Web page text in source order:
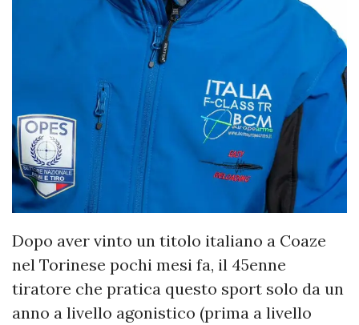
Dopo aver vinto un titolo italiano a Coaze
nel Torinese pochi mesi fa, il 45enne
tiratore che pratica questo sport solo da un
anno a livello agonistico (prima a livello